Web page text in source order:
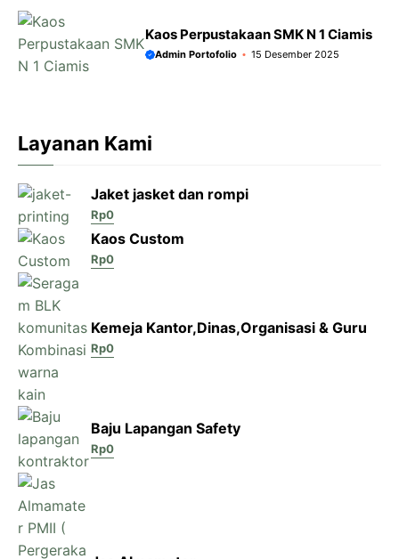
Kaos Perpustakaan SMK N 1 Ciamis
Admin Portofolio 15 Desember 2025
Layanan Kami
Jaket jasket dan rompi
Rp0
Kaos Custom
Rp0
Kemeja Kantor,Dinas,Organisasi & Guru
Rp0
Baju Lapangan Safety
Rp0